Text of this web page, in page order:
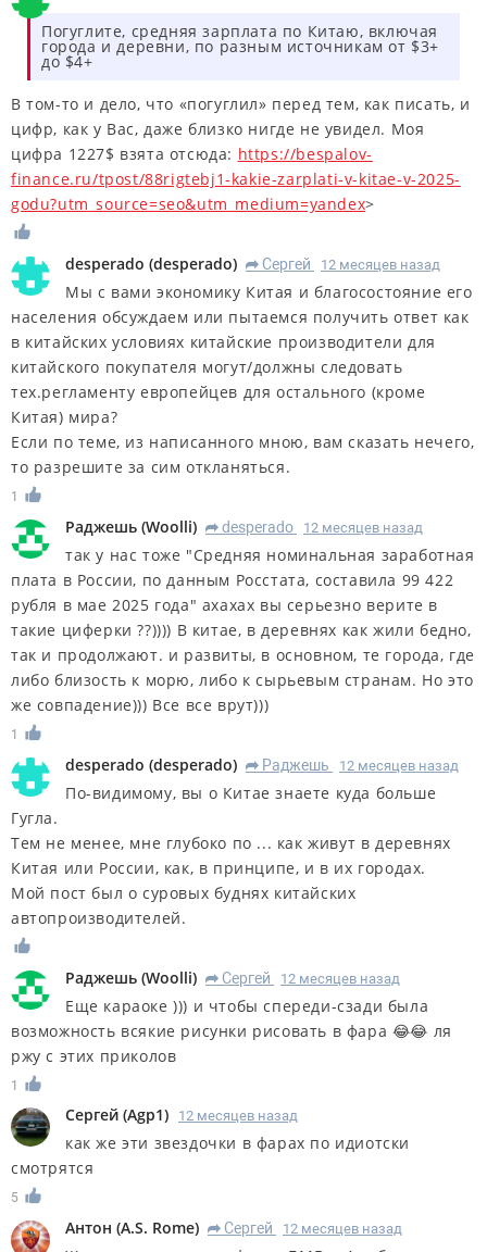
Погуглите, средняя зарплата по Китаю, включая
города и деревни, по разным источникам от $3+
до $4+
В том-то и дело, что «погуглил» перед тем, как писать, и
цифр, как у Вас, даже близко нигде не увидел. Моя
цифра 1227$ взята отсюда: https://bespalov-
finance.ru/tpost/88rigtebj1-kakie-zarplati-v-kitae-v-2025-
godu?utm_source=seo&utm_medium=yandex>
desperado (desperado) R Сергей 12 месяцев назад
Мы с вами экономику Китая и благосостояние его
населения обсуждаем или пытаемся получить ответ как
в китайских условиях китайские производители для
китайского покупателя могут/должны следовать
тех.регламенту европейцев для остального (кроме
Китая) мира?
Если по теме, из написанного мною, вам сказать нечего,
то разрешите за сим откланяться.
1
Раджешь (Woolli) R desperado 12 месяцев назад
так у нас тоже "Средняя номинальная заработная
плата в России, по данным Росстата, составила 99 422
рубля в мае 2025 года" ахахах вы серьезно верите в
такие циферки ??)))) В китае, в деревнях как жили бедно,
так и продолжают. и развиты, в основном, те города, где
либо близость к морю, либо к сырьевым странам. Но это
же совпадение))) Все все врут)))
1
desperado (desperado) R Раджешь 12 месяцев назад
По-видимому, вы о Китае знаете куда больше
Гугла.
Тем не менее, мне глубоко по ... как живут в деревнях
Китая или России, как, в принципе, и в их городах.
Мой пост был о суровых буднях китайских
автопроизводителей.
Раджешь (Woolli) R Сергей 12 месяцев назад
Еще караоке ))) и чтобы спереди-сзади была
возможность всякие рисунки рисовать в фара 😂😂 ля
ржу с этих приколов
1
Сергей (Agp1) 12 месяцев назад
как же эти звездочки в фарах по идиотски
смотрятся
5
Антон (A.S. Rome) R Сергей 12 месяцев назад